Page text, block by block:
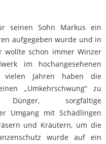
seinen Sohn Markus ein
aufgegeben wurde und in
wollte schon immer Winzer
im hochangesehenen
vielen Jahren haben die
„Umkehrschwung“ zu
Dünger, sorgfältige
Umgang mit Schädlingen
und Kräutern, um die
wurde auf ein